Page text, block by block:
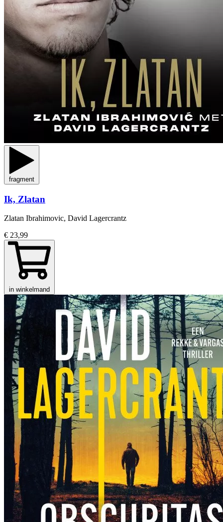
fragment
Ik, Zlatan
Zlatan Ibrahimovic, David Lagercrantz
€ 23,99
in winkelmand